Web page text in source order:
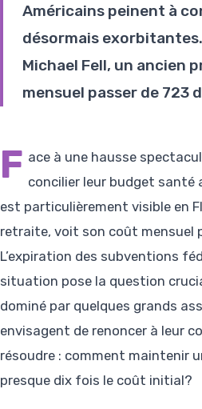
Américains peinent à
désormais
Michael Fell, un ancien
mensuel passer de 723
F ace à une hausse
concilier leur budget santé
est particulièrement visible en
retraite, voit son coût mensuel
L’expiration des subventions
situation pose la question
dominé par quelques grands
envisagent de renoncer à leur
résoudre : comment maintenir
presque dix fois le coût initial?